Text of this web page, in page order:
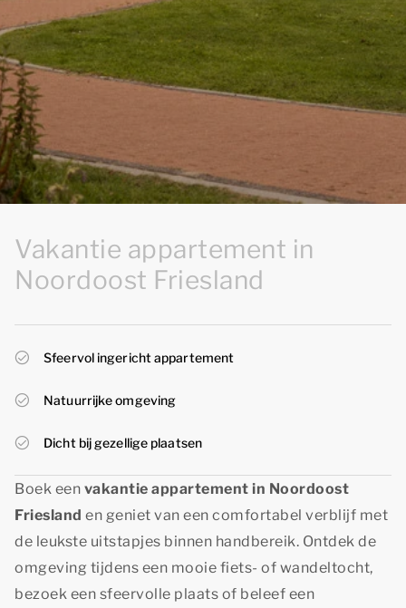
Vakantie appartement in
Noordoost Friesland
Sfeervol ingericht appartement
Natuurrijke omgeving
Dicht bij gezellige plaatsen
Boek een vakantie appartement in Noordoost
Friesland en geniet van een comfortabel verblijf met
de leukste uitstapjes binnen handbereik. Ontdek de
omgeving tijdens een mooie fiets- of wandeltocht,
bezoek een sfeervolle plaats of beleef een